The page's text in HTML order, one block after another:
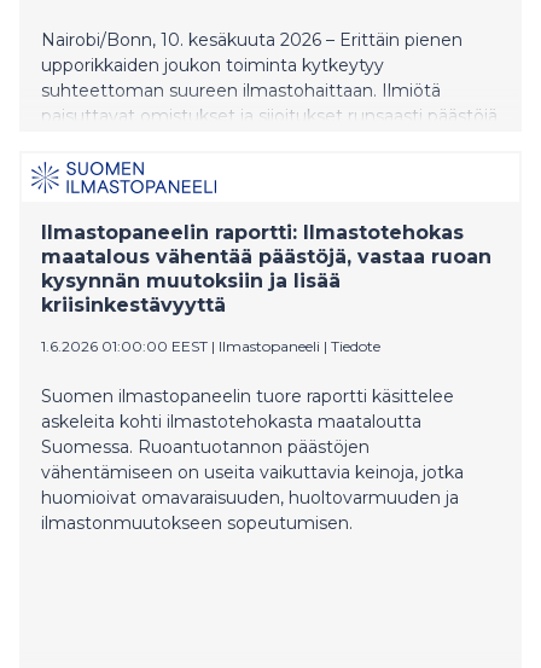
Nairobi/Bonn, 10. kesäkuuta 2026 – Erittäin pienen
upporikkaiden joukon toiminta kytkeytyy
suhteettoman suureen ilmastohaittaan. Ilmiötä
paisuttavat omistukset ja sijoitukset runsaasti päästöjä
elämäntapa, paljastaa Greenpeacen tuore
kansainvälinen raportti. Vuonna 2022 maailman
arviolta 992 miljardin Yhdysvaltain dollarin suuruiseen
summaan, jota raportti kuvailee ilmastovelaksi. Tämä
tarkoittaa rahaksi muutettuja ilmastovahinkoja, jotka
johtuvat päästöistä, jotka ylittävät oikeudenmukaisen
osuuden Pariisin ilmastosopimuksen 1,5 °C:n polun
vuoksi raportti arvioi maailman rikkaimman 0,01
prosentin kulutukseen perustuvan ilmastovelan olleen
405 miljardia dollaria vuonna 2022.[1]
Ilmastopaneelin raportti: Ilmastotehokas
maatalous vähentää päästöjä, vastaa ruoan
kysynnän muutoksiin ja lisää
kriisinkestävyyttä
1.6.2026 01:00:00 EEST | Ilmastopaneeli | Tiedote
Suomen ilmastopaneelin tuore raportti käsittelee
askeleita kohti ilmastotehokasta maataloutta
Suomessa. Ruoantuotannon päästöjen
vähentämiseen on useita vaikuttavia keinoja, jotka
huomioivat omavaraisuuden, huoltovarmuuden ja
ilmastonmuutokseen sopeutumisen.